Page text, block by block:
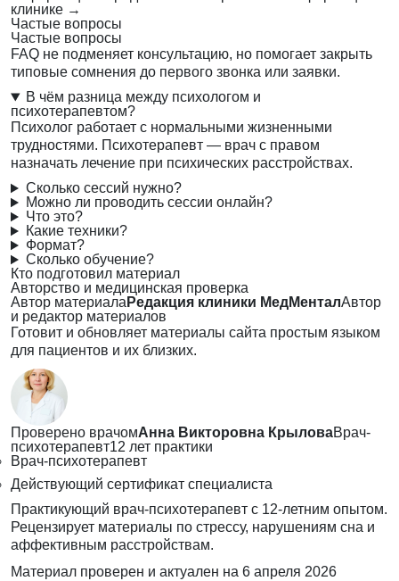
клинике →
Частые вопросы
Частые вопросы
FAQ не подменяет консультацию, но помогает закрыть
типовые сомнения до первого звонка или заявки.
В чём разница между психологом и
психотерапевтом?
Психолог работает с нормальными жизненными
трудностями. Психотерапевт — врач с правом
назначать лечение при психических расстройствах.
Сколько сессий нужно?
Можно ли проводить сессии онлайн?
Что это?
Какие техники?
Формат?
Сколько обучение?
Кто подготовил материал
Авторство и медицинская проверка
Автор материала Редакция клиники МедМенталАвтор
и редактор материалов
Готовит и обновляет материалы сайта простым языком
для пациентов и их близких.
Проверено врачомАнна Викторовна КрыловаВрач-
психотерапевт12 лет практики
Врач-психотерапевт
Действующий сертификат специалиста
Практикующий врач-психотерапевт с 12-летним опытом.
Рецензирует материалы по стрессу, нарушениям сна и
аффективным расстройствам.
Материал проверен и актуален на 6 апреля 2026